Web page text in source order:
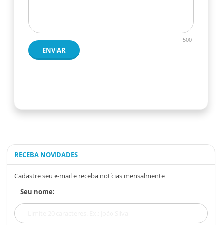
500
ENVIAR
RECEBA NOVIDADES
Cadastre seu e-mail e receba notícias mensalmente
Seu nome: